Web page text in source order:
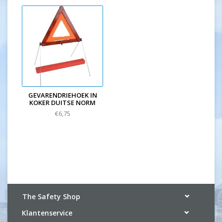
GEVARENDRIEHOEK IN
KOKER DUITSE NORM
€6,75
The Safety Shop
Klantenservice